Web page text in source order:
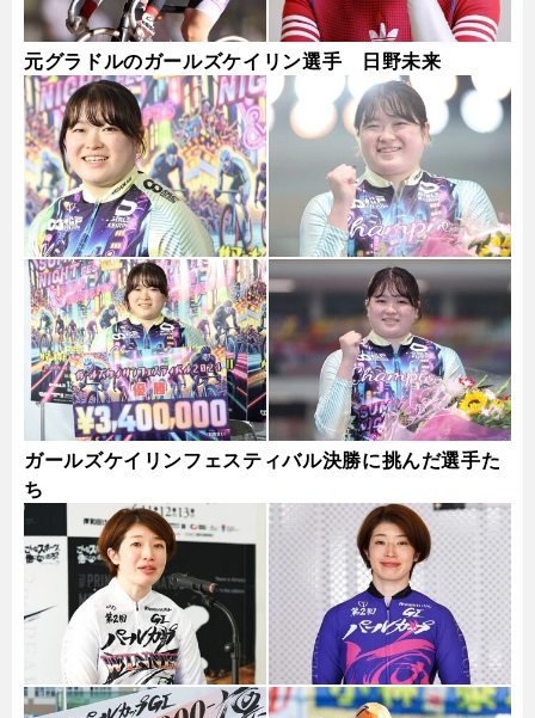
元グラドルのガールズケイリン選手 日野未来
ガールズケイリンフェスティバル決勝に挑んだ選手た
ち